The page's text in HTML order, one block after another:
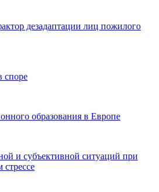
дезадаптации лиц пожилого
споре
образования в Европе
и субъективной ситуаций при
стрессе